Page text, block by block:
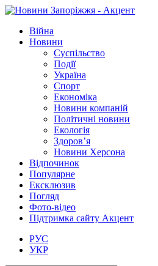
Війна
Новини
Суспільство
Події
Україна
Спорт
Економіка
Новини компаній
Політичні новини
Екологія
Здоров’я
Новини Херсона
Відпочинок
Популярне
Ексклюзив
Погляд
Фото-відео
Підтримка сайту Акцент
РУС
УКР